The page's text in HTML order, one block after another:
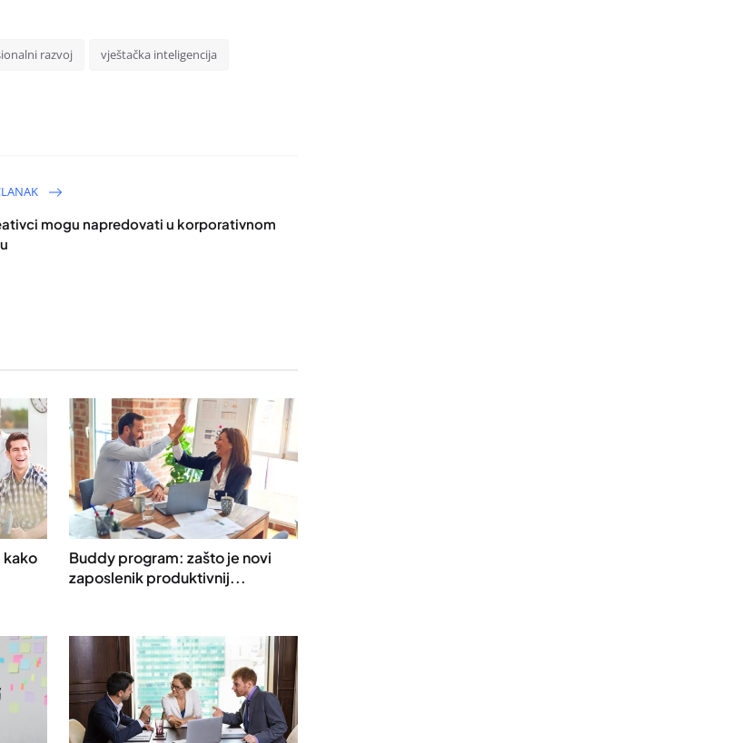
razvoj vještačka inteligencija
mogu napredovati u korporativnom
kako
Buddy program: zašto je novi
zaposlenik produktivnij...